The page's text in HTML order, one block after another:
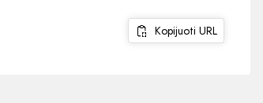
Kopijuoti URL